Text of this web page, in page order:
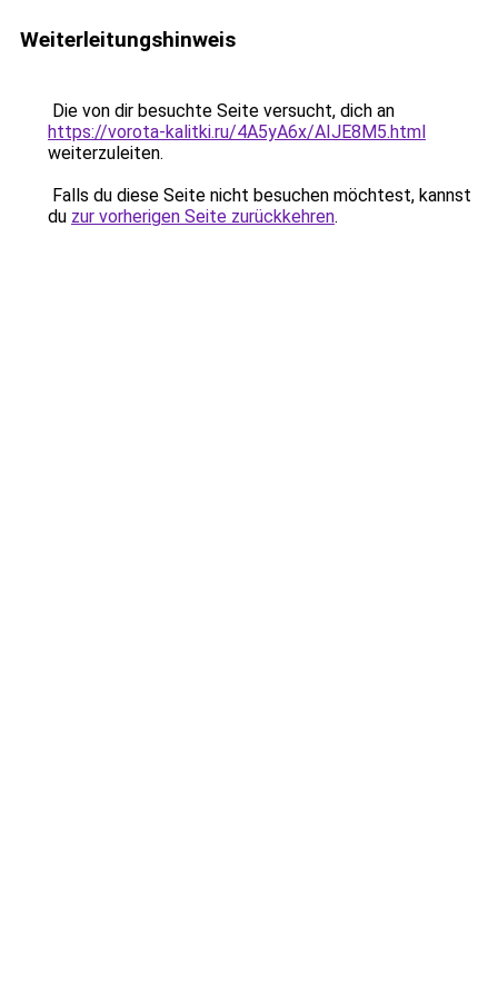
Weiterleitungshinweis
Die von dir besuchte Seite versucht, dich an
https://vorota-kalitki.ru/4A5yA6x/AIJE8M5.html
weiterzuleiten.
Falls du diese Seite nicht besuchen möchtest, kannst
du zur vorherigen Seite zurückkehren.